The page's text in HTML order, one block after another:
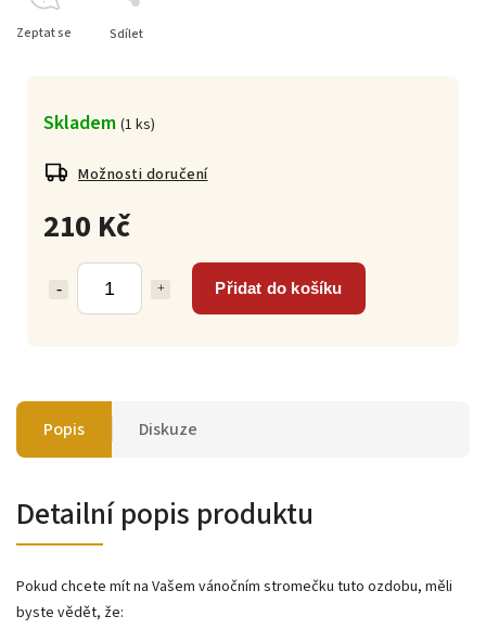
210 Kč
Přidat do košíku
Skladem (1 ks)
Možnosti doručení
Zeptat se Sdílet
Popis Diskuze
Detailní popis produktu
Pokud chcete mít na Vašem vánočním stromečku tuto ozdobu, měli
byste vědět, že: